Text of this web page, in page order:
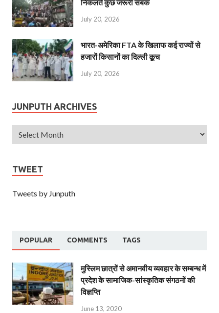
निकलते कुछ जरूरी सबक
July 20, 2026
भारत-अमेरिका FTA के खिलाफ कई राज्यों से
हजारों किसानों का दिल्ली कूच
July 20, 2026
JUNPUTH ARCHIVES
TWEET
Tweets by Junputh
POPULAR COMMENTS TAGS
मुस्लिम छात्रों से अमानवीय व्यवहार के सम्बन्ध में
प्रदेश के सामाजिक-सांस्कृतिक संगठनों की
विज्ञप्ति
June 13, 2020